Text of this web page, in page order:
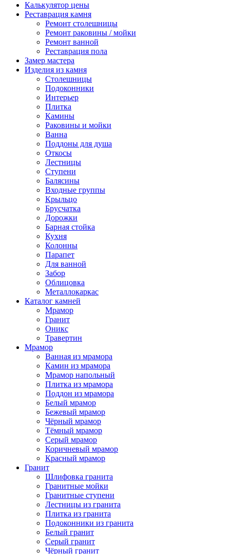
Калькулятор цены
Реставрация камня
Ремонт столешницы
Ремонт раковины / мойки
Ремонт ванной
Реставрация пола
Замер мастера
Изделия из камня
Столешницы
Подоконники
Интерьер
Плитка
Камины
Раковины и мойки
Ванна
Поддоны для душа
Откосы
Лестницы
Ступени
Балясины
Входные группы
Крыльцо
Брусчатка
Дорожки
Барная стойка
Кухня
Колонны
Парапет
Для ванной
Забор
Облицовка
Металлокаркас
Каталог камней
Мрамор
Гранит
Оникс
Травертин
Мрамор
Ванная из мрамора
Камин из мрамора
Мрамор напольный
Плитка из мрамора
Поддон из мрамора
Белый мрамор
Бежевый мрамор
Чёрный мрамор
Тёмный мрамор
Серый мрамор
Коричневый мрамор
Красный мрамор
Гранит
Шлифовка гранита
Гранитные мойки
Гранитные ступени
Лестницы из гранита
Плитка из гранита
Подоконники из гранита
Белый гранит
Серый гранит
Чёрный гранит